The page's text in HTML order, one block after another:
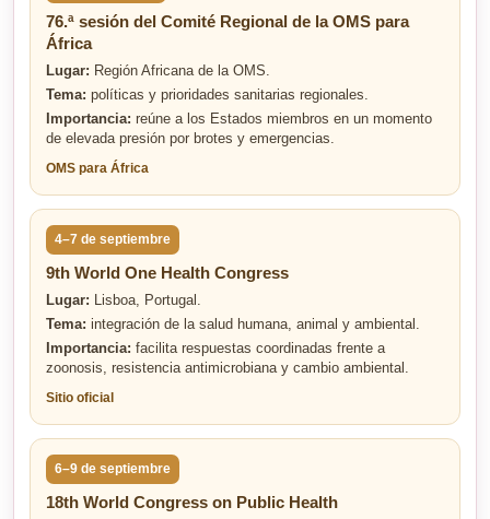
76.ª sesión del Comité Regional de la OMS para
África
Lugar: Región Africana de la OMS.
Tema: políticas y prioridades sanitarias regionales.
Importancia: reúne a los Estados miembros en un momento
de elevada presión por brotes y emergencias.
OMS para África
4–7 de septiembre
9th World One Health Congress
Lugar: Lisboa, Portugal.
Tema: integración de la salud humana, animal y ambiental.
Importancia: facilita respuestas coordinadas frente a
zoonosis, resistencia antimicrobiana y cambio ambiental.
Sitio oficial
6–9 de septiembre
18th World Congress on Public Health